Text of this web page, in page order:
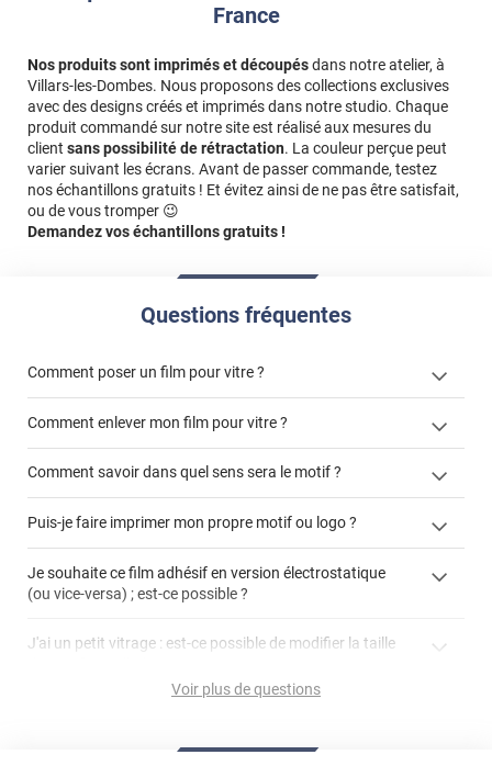
France
Nos produits sont imprimés et découpésdans notre atelier, à
Villars-les-Dombes. Nous proposons des collections exclusives
avec des designs créés et imprimés dans notre studio. Chaque
produit commandé sur notre site est réalisé aux mesures du
client sans possibilité de rétractation. La couleur perçue peut
varier suivant les écrans. Avant de passer commande, testez
nos échantillons gratuits ! Et évitez ainsi de ne pas être satisfait,
ou de vous tromper 😉
Demandez vos échantillons gratuits !
Questions fréquentes
Comment poser un film pour vitre ?
cet article
cet
article
Comment enlever mon film pour vitre ?
enlever et stocker
Comment savoir dans quel sens sera le motif ?
Puis-je faire imprimer mon propre motif ou logo ?
personnaliser
Je souhaite ce film adhésif en version électrostatique
(ou vice-versa) ; est-ce possible ?
J'ai un petit vitrage : est-ce possible de modifier la taille
impression personnalisée
Voir plus de questions